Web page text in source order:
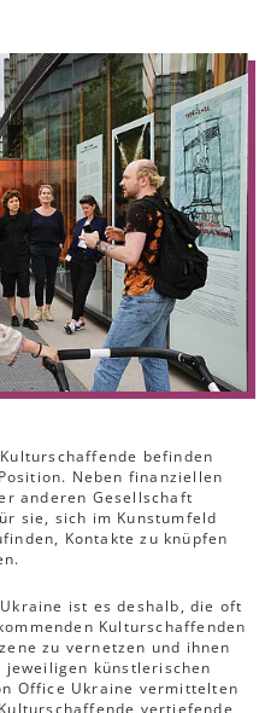
befinden
Neben finanziellen
anderen Gesellschaft
sie, sich im Kunstumfeld
Kontakte zu knüpfen
ist es deshalb, die oft
Kulturschaffenden
zu vernetzen und ihnen
künstlerischen
Office Ukraine vermittelten